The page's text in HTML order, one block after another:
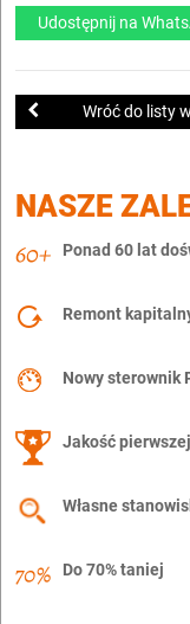
Udostępnij na
Wróć do listy
NASZE
Ponad 60 lat
Remont
Nowy sterownik
Jakość
Własne
Do 70% taniej